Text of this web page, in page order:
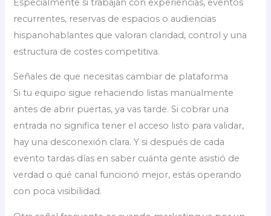
Especialmente si trabajan con experiencias, eventos
recurrentes, reservas de espacios o audiencias
hispanohablantes que valoran claridad, control y una
estructura de costes competitiva.
Señales de que necesitas cambiar de plataforma
Si tu equipo sigue rehaciendo listas manualmente
antes de abrir puertas, ya vas tarde. Si cobrar una
entrada no significa tener el acceso listo para validar,
hay una desconexión clara. Y si después de cada
evento tardas días en saber cuánta gente asistió de
verdad o qué canal funcionó mejor, estás operando
con poca visibilidad.